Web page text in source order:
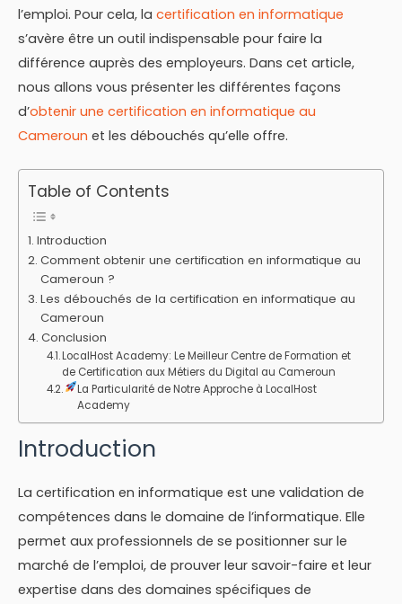
l’emploi. Pour cela, la certification en informatique
s’avère être un outil indispensable pour faire la
différence auprès des employeurs. Dans cet article,
nous allons vous présenter les différentes façons
d’obtenir une certification en informatique au
Cameroun et les débouchés qu’elle offre.
Table of Contents
Introduction
Comment obtenir une certification en informatique au
Cameroun ?
Les débouchés de la certification en informatique au
Cameroun
Conclusion
LocalHost Academy: Le Meilleur Centre de Formation et
de Certification aux Métiers du Digital au Cameroun
La Particularité de Notre Approche à LocalHost
Academy
Introduction
La certification en informatique est une validation de
compétences dans le domaine de l’informatique. Elle
permet aux professionnels de se positionner sur le
marché de l’emploi, de prouver leur savoir-faire et leur
expertise dans des domaines spécifiques de